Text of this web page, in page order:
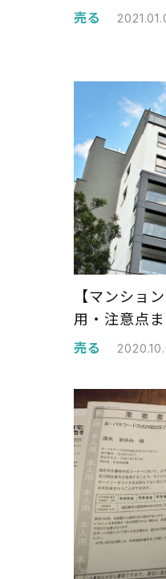
売る
【マンショ
用・注意点
売る